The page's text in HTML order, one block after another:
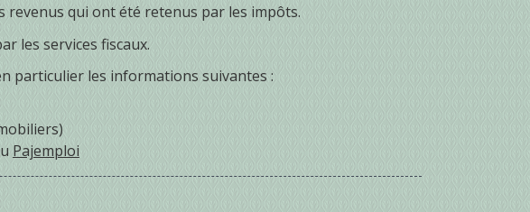
revenus qui ont été retenus par les impôts.
les services fiscaux.
particulier les informations suivantes :
Pajemploi